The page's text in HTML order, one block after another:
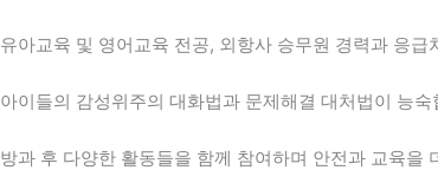
유아교육 및 영어교육 전공, 외항사 승무원 경력과 응
아이들의 감성위주의 대화법과 문제해결 대처법이 능숙
방과 후 다양한 활동들을 함께 참여하며 안전과 교육을